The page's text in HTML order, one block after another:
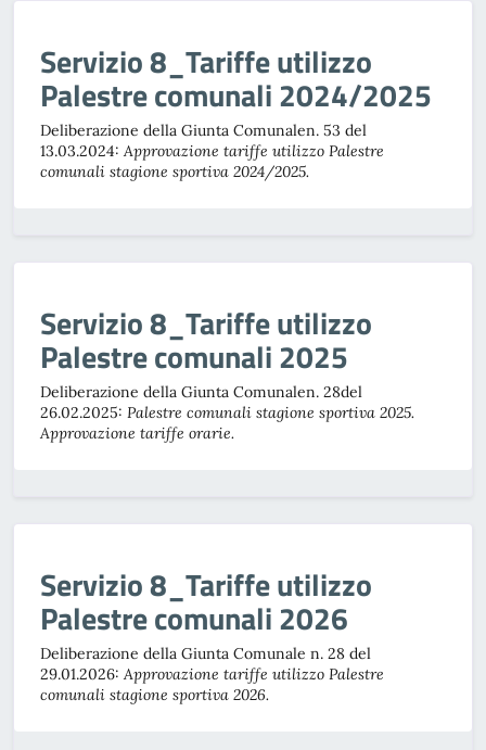
Servizio 8_Tariffe utilizzo
Palestre comunali 2024/2025
Deliberazione della Giunta Comunalen. 53 del
13.03.2024: Approvazione tariffe utilizzo Palestre
comunali stagione sportiva 2024/2025.
Servizio 8_Tariffe utilizzo
Palestre comunali 2025
Deliberazione della Giunta Comunalen. 28del
26.02.2025: Palestre comunali stagione sportiva 2025.
Approvazione tariffe orarie.
Servizio 8_Tariffe utilizzo
Palestre comunali 2026
Deliberazione della Giunta Comunale n. 28 del
29.01.2026: Approvazione tariffe utilizzo Palestre
comunali stagione sportiva 2026.